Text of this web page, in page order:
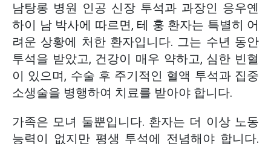
남탕롱 병원 인공 신장 투석과 과장인 응우옌
하이 남 박사에 따르면, 테 훙 환자는 특별히 어
려운 상황에 처한 환자입니다. 그는 수년 동안
투석을 받았고, 건강이 매우 약하고, 심한 빈혈
이 있으며, 수술 후 주기적인 혈액 투석과 집중
소생술을 병행하여 치료를 받아야 합니다.
가족은 모녀 둘뿐입니다. 환자는 더 이상 노동
능력이 없지만 평생 투석에 전념해야 합니다.